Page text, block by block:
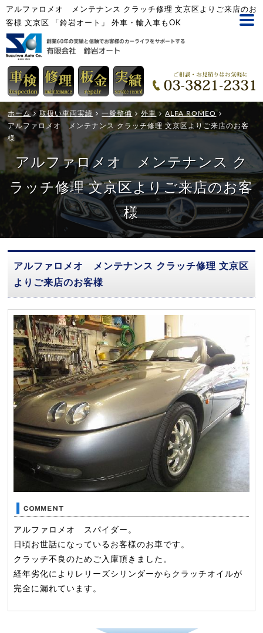
アルファロメオ メンテナンス クラッチ修理 文京区よりご来店のお
客様 文京区 「鈴岩オート」 外車・輸入車もOK
ホーム 取扱い車両実績 一般整備 外車
ALFA ROMEO
アルファロメオ メンテナンス クラッチ修理 文京区よりご来店のお客
様
アルファロメオ メンテナンス ク
ラッチ修理 文京区よりご来店のお客
様
アルファロメオ メンテナンス クラッチ修理 文京区
よりご来店のお客様
アルファロメオ スパイダー。
日頃お世話になっているお客様のお車です。
クラッチ不良のためご入庫頂きました。
経年劣化によりレリーズシリンダーからクラッチオイルが
完全に漏れています。